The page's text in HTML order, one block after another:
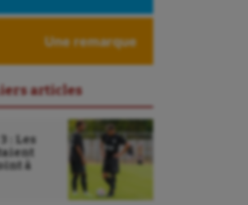
Une remarque
articles
: Les
à